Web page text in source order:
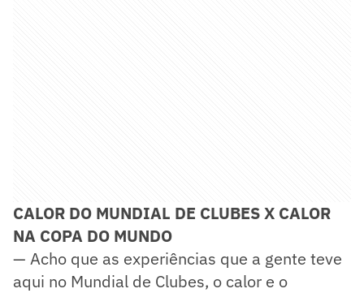
CALOR DO MUNDIAL DE CLUBES X CALOR
NA COPA DO MUNDO
— Acho que as experiências que a gente teve
aqui no Mundial de Clubes, o calor e o